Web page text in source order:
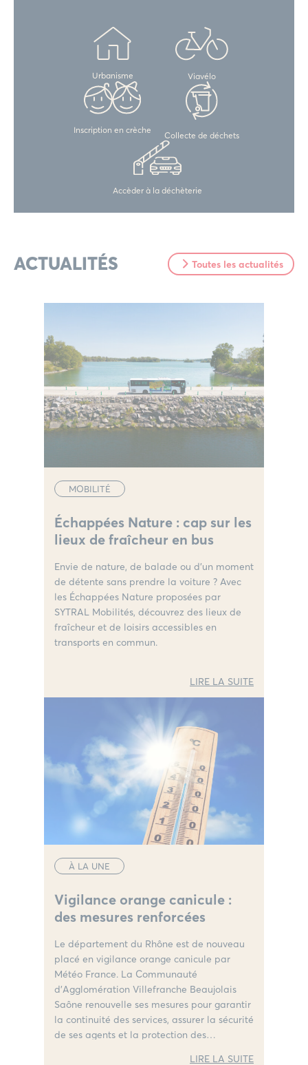
Urbanisme Viavélo
Inscription en crèche Collecte de déchets
Accèder à la déchèterie
ACTUALITÉS Toutes les actualités
MOBILITÉ
Échappées Nature : cap sur les
lieux de fraîcheur en bus
Envie de nature, de balade ou d’un moment
de détente sans prendre la voiture ? Avec
les Échappées Nature proposées par
SYTRAL Mobilités, découvrez des lieux de
fraîcheur et de loisirs accessibles en
transports en commun.
LIRE LA SUITE
À LA UNE
Vigilance orange canicule :
des mesures renforcées
Le département du Rhône est de nouveau
placé en vigilance orange canicule par
Météo France. La Communauté
d’Agglomération Villefranche Beaujolais
Saône renouvelle ses mesures pour garantir
la continuité des services, assurer la sécurité
de ses agents et la protection des
LIRE LA SUITE